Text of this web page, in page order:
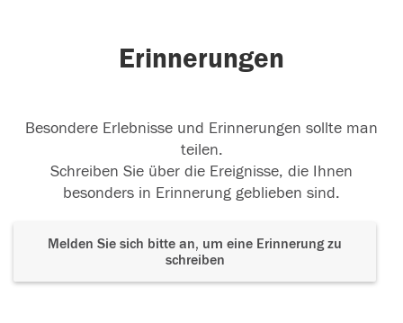
Erinnerungen
Besondere Erlebnisse und Erinnerungen sollte man
teilen.
Schreiben Sie über die Ereignisse, die Ihnen
besonders in Erinnerung geblieben sind.
Melden Sie sich bitte an, um eine Erinnerung zu
schreiben